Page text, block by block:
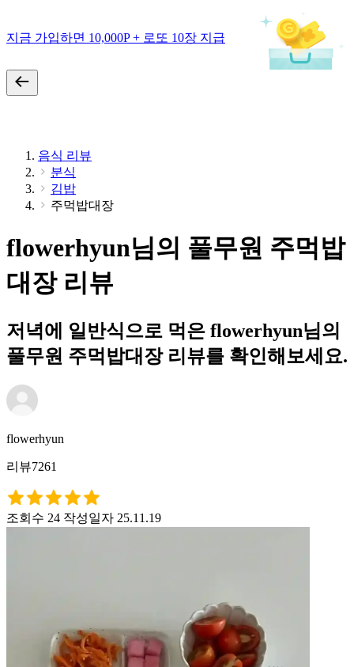
지금 가입하면 10,000P + 로또 10장 지급
음식 리뷰
분식
김밥
주먹밥대장
flowerhyun님의 풀무원 주먹밥
대장 리뷰
저녁에 일반식으로 먹은 flowerhyun님의
풀무원 주먹밥대장 리뷰를 확인해보세요.
flowerhyun
리뷰7261
조회수 24 작성일자 25.11.19